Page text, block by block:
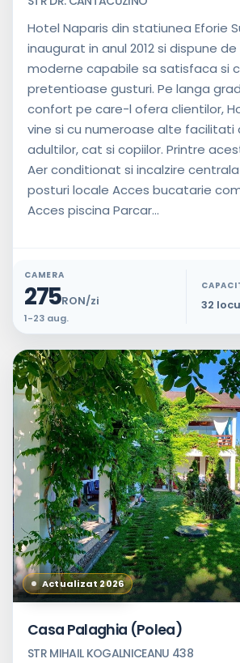
Hotel Naparis din statiunea Eforie
inaugurat in anul 2012 si dispune
moderne capabile sa satisfaca si
pretentioase gusturi. Pe langa
confort pe care-l ofera clientilor,
vine si cu numeroase alte
adultilor, cat si copiilor. Printre
Aer conditionat si incalzire
posturi locale Acces bucatarie
Acces piscina Parcar...
CAMERA
275RON/zi
1-23 aug.
32
Actualizat 2026
Casa Palaghia (Polea)
STR MIHAIL KOGALNICEANU 438